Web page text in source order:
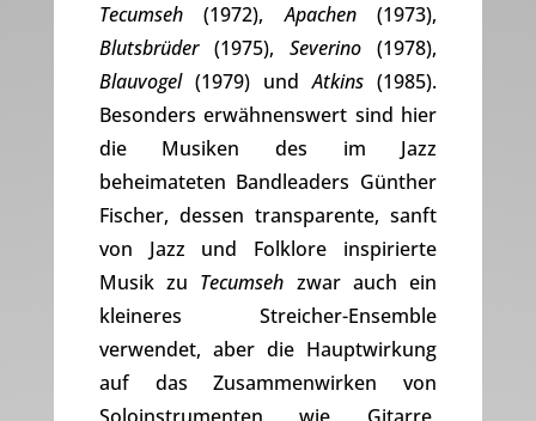
Tecumseh(1972),Apachen(1973),
Blutsbrüder(1975),Severino (1978),
Blauvogel(1979) undAtkins (1985).
Besonders erwähnenswert sind hier
die Musiken des im Jazz
beheimateten Bandleaders Günther
Fischer, dessen transparente, sanft
von Jazz und Folklore inspirierte
Musik zu Tecumseh zwar auch ein
kleineres Streicher-Ensemble
verwendet, aber die Hauptwirkung
auf das Zusammenwirken von